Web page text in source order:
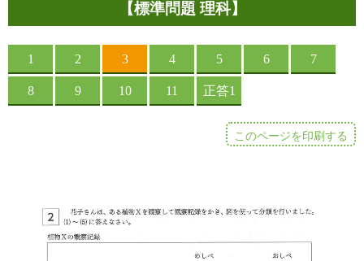
【標準問題 理科】
このページを印刷する